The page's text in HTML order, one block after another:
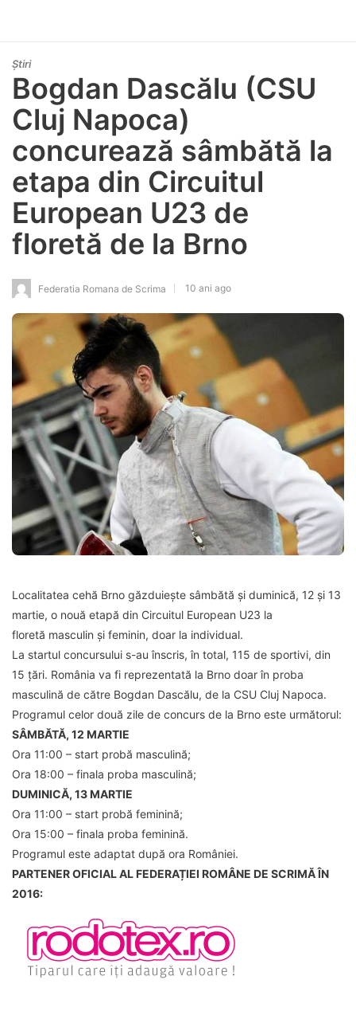
Știri
Bogdan Dascălu (CSU
Cluj Napoca)
concurează sâmbătă la
etapa din Circuitul
European U23 de
floretă de la Brno
Federatia Romana de Scrima 10 ani ago
Localitatea cehă Brno găzduiește sâmbătă și duminică, 12 și 13
martie, o nouă etapă din Circuitul European U23 la
floretă masculin și feminin, doar la individual.
La startul concursului s-au înscris, în total, 115 de sportivi, din
15 țări. România va fi reprezentată la Brno doar în proba
masculină de către Bogdan Dascălu, de la CSU Cluj Napoca.
Programul celor două zile de concurs de la Brno este următorul:
SÂMBĂTĂ, 12 MARTIE
Ora 11:00 – start probă masculină;
Ora 18:00 – finala proba masculină;
DUMINICĂ, 13 MARTIE
Ora 11:00 – start probă feminină;
Ora 15:00 – finala proba feminină.
Programul este adaptat după ora României.
PARTENER OFICIAL AL FEDERAȚIEI ROMÂNE DE SCRIMĂ ÎN
2016: